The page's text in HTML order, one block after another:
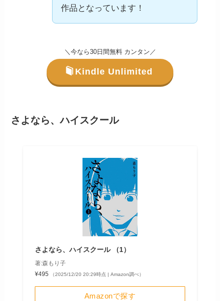
作品となっています！
＼今なら30日間無料 カンタン／
Kindle Unlimited
さよなら、ハイスクール
さよなら、ハイスクール （1）
著:森もり子
¥495
（2025/12/20 20:29時点 | Amazon調べ）
Amazonで探す